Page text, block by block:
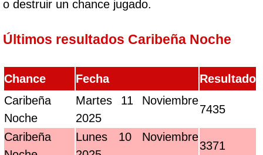
o destruir un chance jugado.
Últimos resultados Caribeña Noche
Chance Fecha
Resultado
Caribeña
Noche
Martes 11 Noviembre
2025
7435
Caribeña
Lunes 10 Noviembre
3371